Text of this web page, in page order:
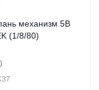
механизм 5В
(1/8/80)